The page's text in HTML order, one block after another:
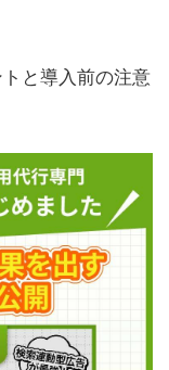
と導入前の注意